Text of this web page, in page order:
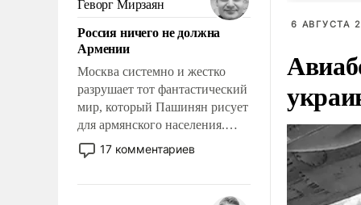
означает многолетний период
уязвимости США, например,
перед Китаем.
Геворг Мирзаян
Россия ничего не должна
Армении
Москва системно и жестко
разрушает тот фантастический
мир, который Пашинян рисует
для армянского населения.
Мир, где политические
прожекты будут безусловно
17 комментариев
6 АВГУСТА